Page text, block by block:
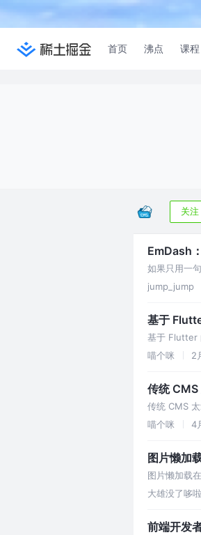
首页 沸点 课程
关注
EmDash
如果只用一
:::note[三句
jump_jump
基于
基于 Flutter
同时编译为
喵个咪 2
传统
传统 CMS
一堆环境，
喵个咪 4
图片懒加
图片懒加载
对同一域名
大雄没了哆
前端开发